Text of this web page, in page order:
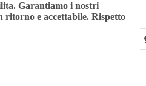
Garantiamo i nostri
ritorno e accettabile. Rispetto